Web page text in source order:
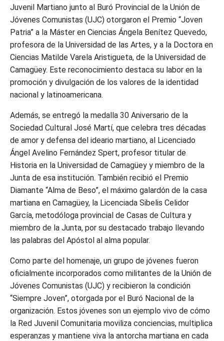
Juvenil Martiano junto al Buró Provincial de la Unión de
Jóvenes Comunistas (UJC) otorgaron el Premio “Joven
Patria” a la Máster en Ciencias Ángela Benítez Quevedo,
profesora de la Universidad de las Artes, y a la Doctora en
Ciencias Matilde Varela Aristigueta, de la Universidad de
Camagüey. Este reconocimiento destaca su labor en la
promoción y divulgación de los valores de la identidad
nacional y latinoamericana.
Además, se entregó la medalla 30 Aniversario de la
Sociedad Cultural José Martí, que celebra tres décadas
de amor y defensa del ideario martiano, al Licenciado
Ángel Avelino Fernández Spert, profesor titular de
Historia en la Universidad de Camagüey y miembro de la
Junta de esa institución. También recibió el Premio
Diamante “Alma de Beso”, el máximo galardón de la casa
martiana en Camagüey, la Licenciada Sibelis Celidor
García, metodóloga provincial de Casas de Cultura y
miembro de la Junta, por su destacado trabajo llevando
las palabras del Apóstol al alma popular.
Como parte del homenaje, un grupo de jóvenes fueron
oficialmente incorporados como militantes de la Unión de
Jóvenes Comunistas (UJC) y recibieron la condición
“Siempre Joven”, otorgada por el Buró Nacional de la
organización. Estos jóvenes son un ejemplo vivo de cómo
la Red Juvenil Comunitaria moviliza conciencias, multiplica
esperanzas y mantiene viva la antorcha martiana en cada